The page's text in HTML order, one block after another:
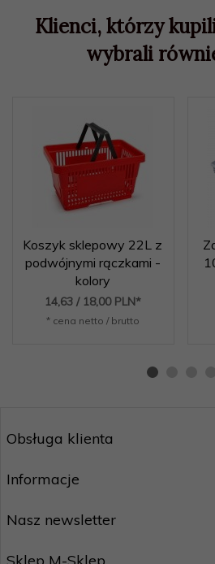
Klienci, którzy
wybrali
Koszyk sklepowy 22L z
podwójnymi rączkami -
kolory
14,63 / 18,00 PLN*
* cena netto / brutto
Obsługa klienta
Informacje
Nasz newsletter
Sklep M-Sklep